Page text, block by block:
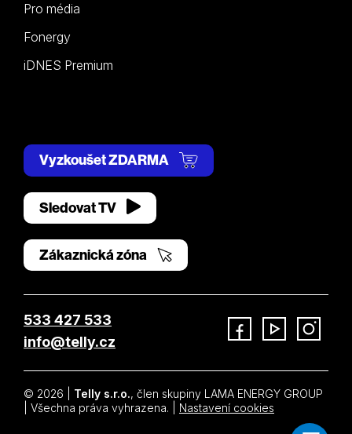
Pro média
Fonergy
iDNES Premium
Vyzkoušet ZDARMA
Sledovat TV
Zákaznická zóna
533 427 533
info@telly.cz
© 2026 | Telly s.r.o., člen skupiny LAMA ENERGY GROUP
| Všechna práva vyhrazena. |
Nastavení cookies